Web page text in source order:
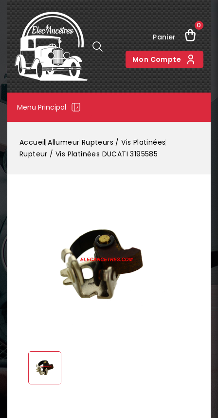
Panier
0
Mon Compte
Menu Principal
Accueil Allumeur Rupteurs / Vis Platinées
Rupteur / Vis Platinées DUCATI 3195585